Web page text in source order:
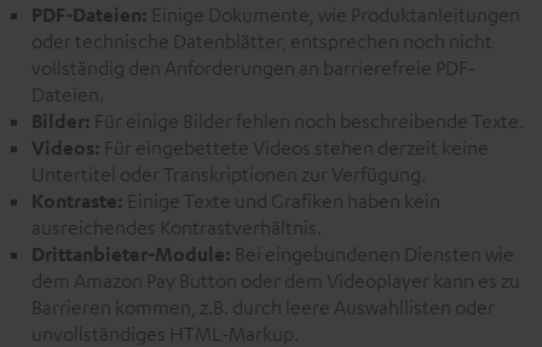
PDF-Dateien: Einige Dokumente, wie Produktanleitungen
oder technische Datenblätter, entsprechen noch nicht
vollständig den Anforderungen an barrierefreie PDF-
Dateien.
Bilder: Für einige Bilder fehlen noch beschreibende Texte.
Videos: Für eingebettete Videos stehen derzeit keine
Untertitel oder Transkriptionen zur Verfügung.
Kontraste: Einige Texte und Grafiken haben kein
ausreichendes Kontrastverhältnis.
Drittanbieter-Module: Bei eingebundenen Diensten wie
dem Amazon Pay Button oder dem Videoplayer kann es zu
Barrieren kommen, z.B. durch leere Auswahllisten oder
unvollständiges HTML-Markup.